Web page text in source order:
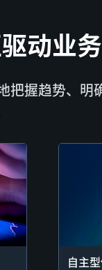
动业
把握趋势、明
自主